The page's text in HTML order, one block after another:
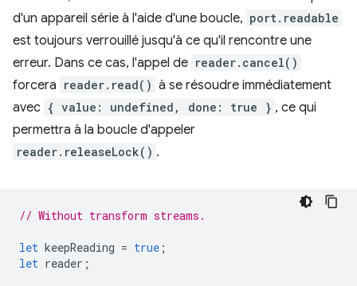
d'un appareil série à l'aide d'une boucle, port.readable
est toujours verrouillé jusqu'à ce qu'il rencontre une
erreur. Dans ce cas, l'appel de reader.cancel()
forcera reader.read() à se résoudre immédiatement
avec { value: undefined, done: true } , ce qui
permettra à la boucle d'appeler
reader.releaseLock() .
// Without transform streams.
let keepReading = true ;
let reader ;